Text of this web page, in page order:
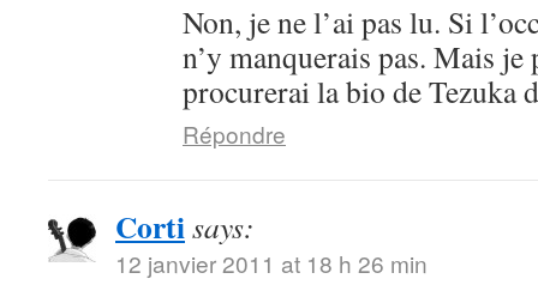
Non, je ne l’ai pas lu. Si
n’y manquerais pas. Mais je
procurerai la bio de Tezuka
Répondre
Cortisays:
12 janvier 2011 at 18 h 26 min